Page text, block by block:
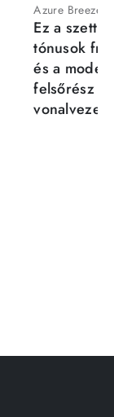
Azure Breeze
Ez a szett
tónusok
és a
felsőrész